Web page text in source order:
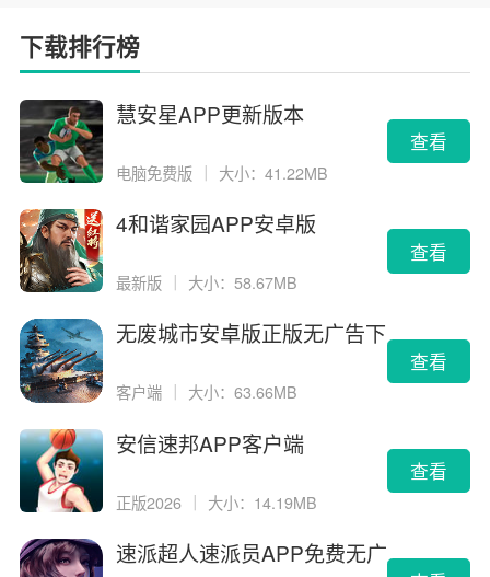
下载排行榜
慧安星APP更新版本
电脑免费版 ｜ 大小：41.22MB
查看
4和谐家园APP安卓版
最新版 大小：58.67MB
查看
无废城市安卓版正版无广告下
客户端 大小：63.66MB
查看
安信速邦APP客户端
正版2026 ｜ 大小：14.19MB
查看
速派超人速派员APP免费无广